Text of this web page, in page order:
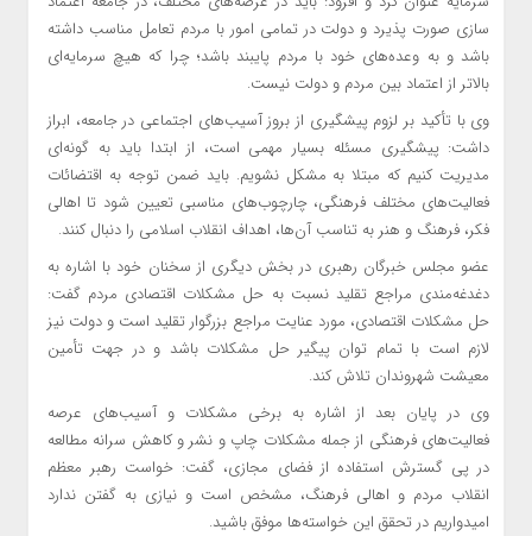
سازی صورت پذیرد و دولت در تمامی امور با مردم تعامل مناسب داشته
باشد و به وعده‌های خود با مردم پایبند باشد؛ چرا که هیچ سرمایه‌ای
بالاتر از اعتماد بین مردم و دولت نیست.
وی با تأکید بر لزوم پیشگیری از بروز آسیب‌های اجتماعی در جامعه، ابراز
داشت: پیشگیری مسئله بسیار مهمی است، از ابتدا باید به گونه‌ای
مدیریت کنیم که مبتلا به مشکل نشویم. باید ضمن توجه به اقتضائات
فعالیت‌های مختلف فرهنگی، چارچوب‌های مناسبی تعیین شود تا اهالی
فکر، فرهنگ و هنر به تناسب آن‌ها، اهداف انقلاب اسلامی را دنبال کنند.
عضو مجلس خبرگان رهبری در بخش دیگری از سخنان خود با اشاره به
دغدغه‌مندی مراجع تقلید نسبت به حل مشکلات اقتصادی مردم گفت:
حل مشکلات اقتصادی، مورد عنایت مراجع بزرگوار تقلید است و دولت نیز
لازم است با تمام توان پیگیر حل مشکلات باشد و در جهت تأمین
معیشت شهروندان تلاش کند.
وی در پایان بعد از اشاره به برخی مشکلات و آسیب‌های عرصه
فعالیت‌های فرهنگی از جمله مشکلات چاپ و نشر و کاهش سرانه مطالعه
در پی گسترش استفاده از فضای مجازی، گفت: خواست رهبر معظم
انقلاب مردم و اهالی فرهنگ، مشخص است و نیازی به گفتن ندارد
امیدواریم در تحقق این خواسته‌ها موفق باشید.